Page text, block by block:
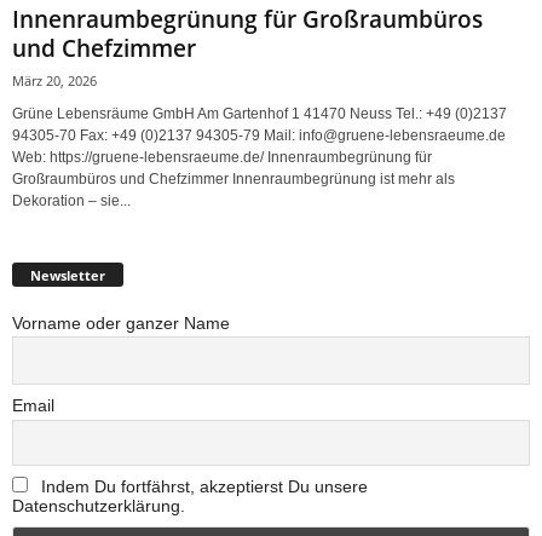
Innenraumbegrünung für Großraumbüros
und Chefzimmer
März 20, 2026
Grüne Lebensräume GmbH Am Gartenhof 1 41470 Neuss Tel.: +49 (0)2137
94305-70 Fax: +49 (0)2137 94305-79 Mail: info@gruene-lebensraeume.de
Web: https://gruene-lebensraeume.de/ Innenraumbegrünung für
Großraumbüros und Chefzimmer Innenraumbegrünung ist mehr als
Dekoration – sie...
Newsletter
Vorname oder ganzer Name
Email
Indem Du fortfährst, akzeptierst Du unsere
Datenschutzerklärung.